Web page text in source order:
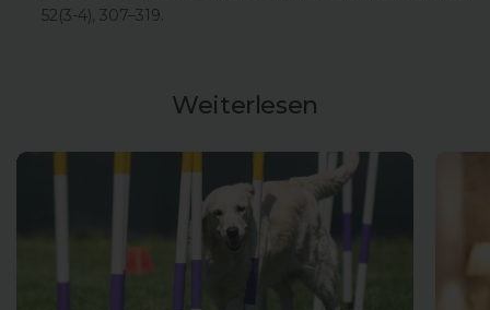
52(3-4), 307–319.
Weiterlesen